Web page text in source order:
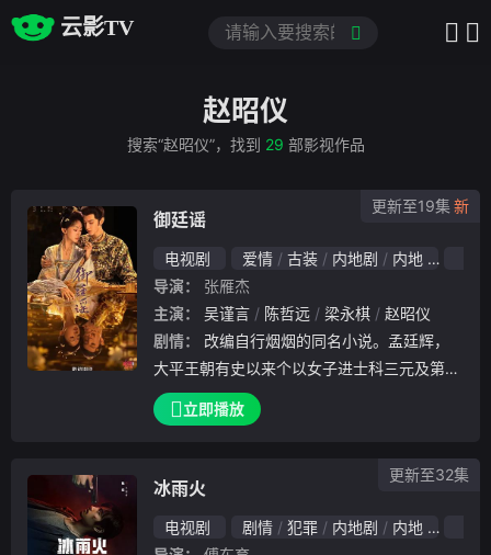
云影TV
赵昭仪
搜索“赵昭仪”，找到 29 部影视作品
御廷谣
电视剧 爱情 古装 内地剧 内地
导演：
张雁杰
主演：
吴谨言 陈哲远 梁永棋
赵昭仪
剧情：
大平王朝有史以来个以女子进士科三元及第入
翰林院的奇女子。十年前的她被他从死人堆里
救出来，蓬头垢面口齿不清。十年后的她才学
成为了朝
立即播放
更新至19集
冰雨火
电视剧 剧情 犯罪 内地剧 内地
更新至32集